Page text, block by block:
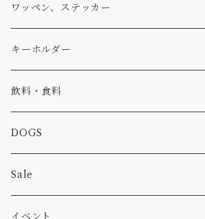
アウター
コラボ
食品
コーヒー
焚き火
小物
ステッカー
小物
バイク
カー
Tシャツ
キャップ、ニット
バッグ
小物
パンツ
パーカー・トレーナー
ワッペン、ステッカー
ワッペン
ステッカー
ピン
キーホルダー
飲料・食料
コーヒー
食べ物
DOGS
Sale
カー
イベント